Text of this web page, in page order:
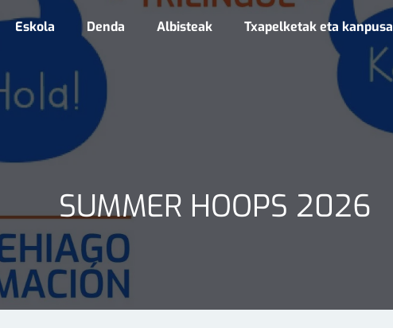
Eskola Denda Albisteak Txapelketak eta
SUMMER HOOPS 2026